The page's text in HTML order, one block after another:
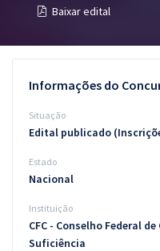
Graduação
OAB
Mentorias
Questões grátis
Blog
Baixar edital
Informações do
Situação
Edital publicado
Estado
Nacional
Instituição
CFC - Conselho Federal
Suficiência